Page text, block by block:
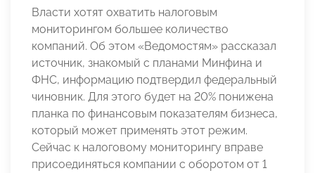
Власти хотят охватить налоговым
мониторингом большее количество
компаний. Об этом «Ведомостям» рассказал
источник, знакомый с планами Минфина и
ФНС, информацию подтвердил федеральный
чиновник. Для этого будет на 20% понижена
планка по финансовым показателям бизнеса,
который может применять этот режим.
Сейчас к налоговому мониторингу вправе
присоединяться компании с оборотом от 1